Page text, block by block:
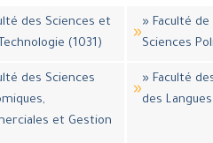
des Sciences et
(1031)
» Faculté
Sciences
des Sciences
et Gestion
» Faculté
des